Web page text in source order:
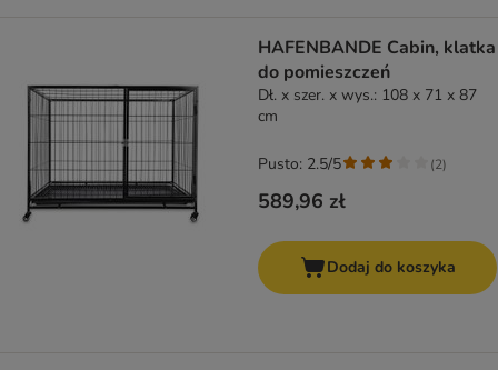
HAFENBANDE Cabin, klatka
do pomieszczeń
Dł. x szer. x wys.: 108 x 71 x 87
cm
589,96 zł
Pusto: 2.5/5 (2)
Dodaj do koszyka